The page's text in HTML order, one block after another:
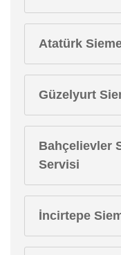
Atatürk
Güzelyurt
Bahçelievler
Servisi
İncirtepe